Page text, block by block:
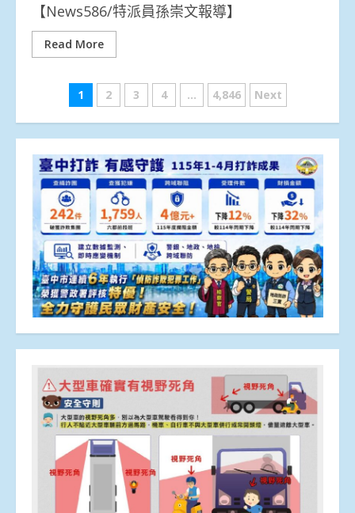
【News586/特派員孫崇文報導】
Read More
文
章
分
頁
1 2 3 4 ... 4,846 Next